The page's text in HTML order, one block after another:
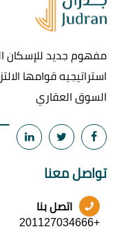
مفهوم جديد للإسكان
استراتيجيه قوامها
السوق العقاري
تواصل معنا
اتصل بنا
+201127034666